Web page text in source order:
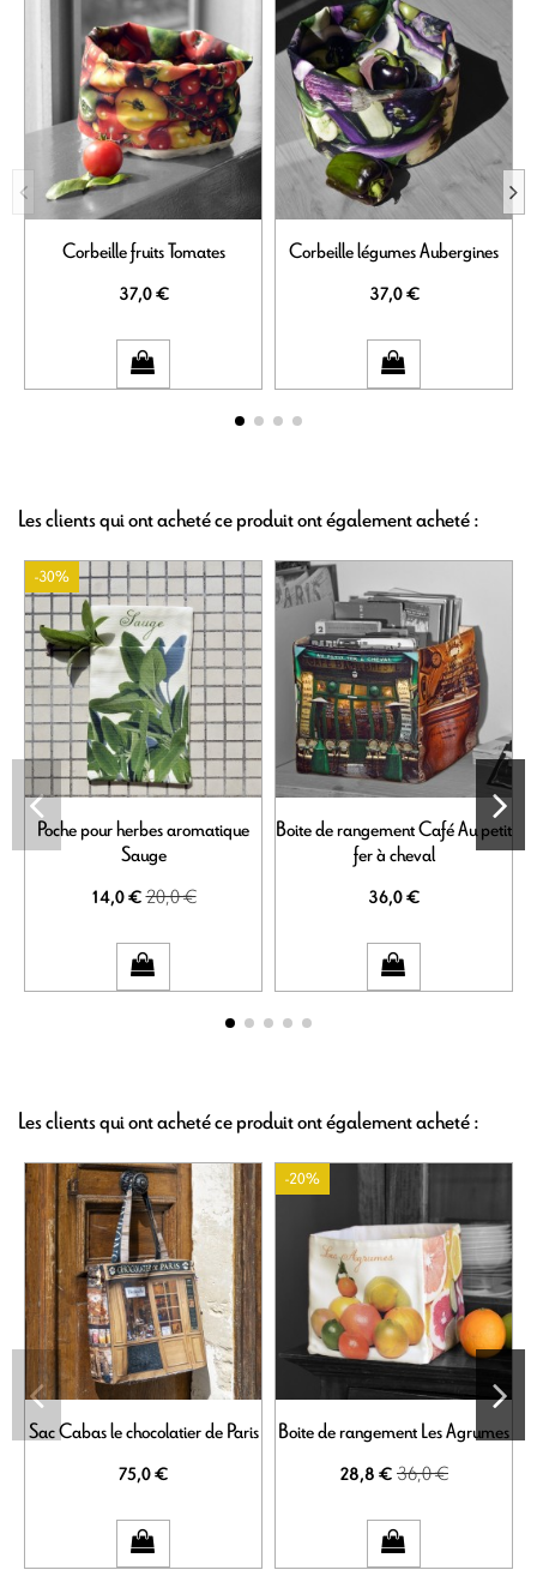
Corbeille fruits Tomates
37,0 €
Corbeille légumes Aubergines
37,0 €
Les clients qui ont acheté ce produit ont également acheté :
-30%
Poche pour herbes aromatique
Sauge
14,0 €20,0 €
Boite de rangement Café Au petit
fer à cheval
36,0 €
Les clients qui ont acheté ce produit ont également acheté :
Sac Cabas le chocolatier de Paris
75,0 €
-20%
Boite de rangement Les Agrumes
28,8 €36,0 €